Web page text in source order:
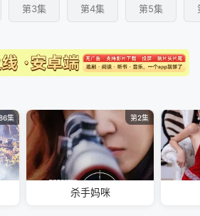
第3集 第4集 第5集
集 第2集
杀手妈咪